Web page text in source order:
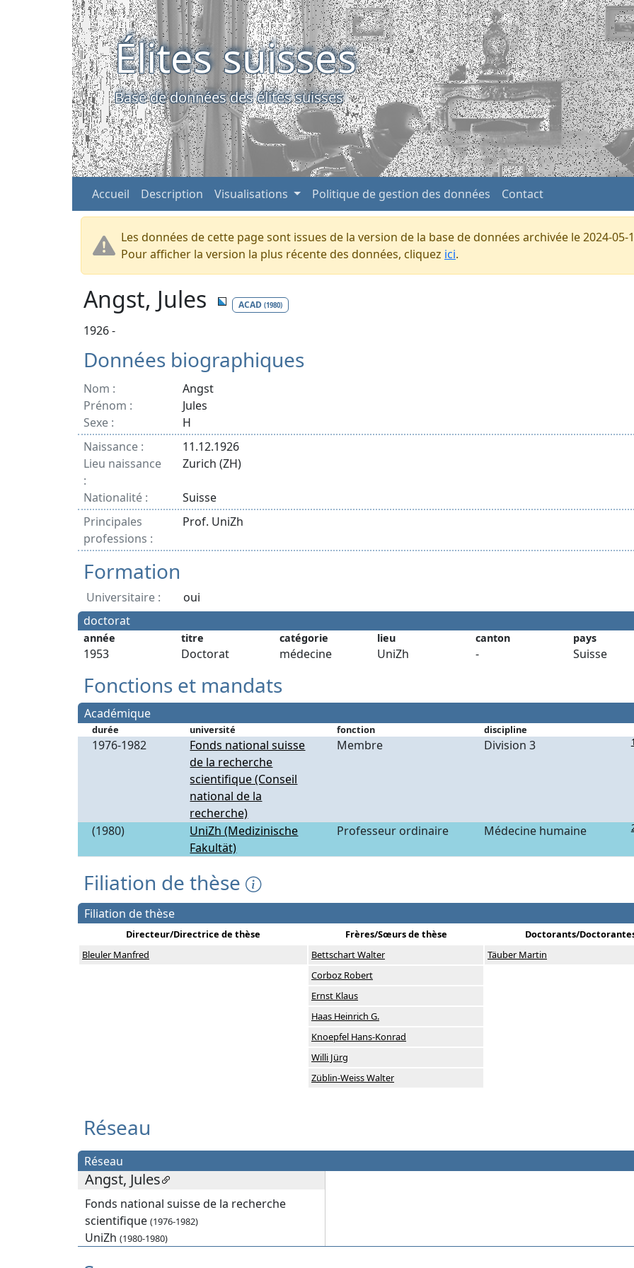
Élites suisses
Base de données des élites suisses
Accueil Description Visualisations Politique de gestion des données Contact
Les données de cette page sont issues de la version de la base de données archivée le 2024-05-
Pour afficher la version la plus récente des données, cliquez ici.
Angst, Jules ACAD (1980)
1926 -
Données biographiques
Nom :
Angst
Prénom :
Jules
Sexe :
H
Naissance :
11.12.1926
Lieu naissance
:
Zurich (ZH)
Nationalité :
Suisse
Principales
professions :
Prof. UniZh
Formation
Universitaire :
oui
doctorat
année titre catégorie lieu canton pays
1953 Doctorat médecine UniZh - Suisse
Fonctions et mandats
Académique
durée université fonction discipline
1976-1982
Fonds national suisse
de la recherche
scientifique (Conseil
national de la
recherche)
Membre Division 3 1
(1980)
UniZh (Medizinische
Fakultät)
Professeur ordinaire Médecine humaine
Filiation de thèse
Filiation de thèse
Directeur/Directrice de thèse Frères/Sœurs de thèse
Doctorants/
Bleuler Manfred
Bettschart Walter
Täuber Martin
Corboz Robert
Ernst Klaus
Haas Heinrich G.
Knoepfel Hans-Konrad
Willi Jürg
Züblin-Weiss Walter
Réseau
Réseau
Angst, Jules
Fonds national suisse de la recherche
scientifique (1976-1982)
UniZh (1980-1980)